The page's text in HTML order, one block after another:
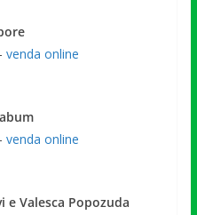
venda online
venda online
e Valesca Popozuda